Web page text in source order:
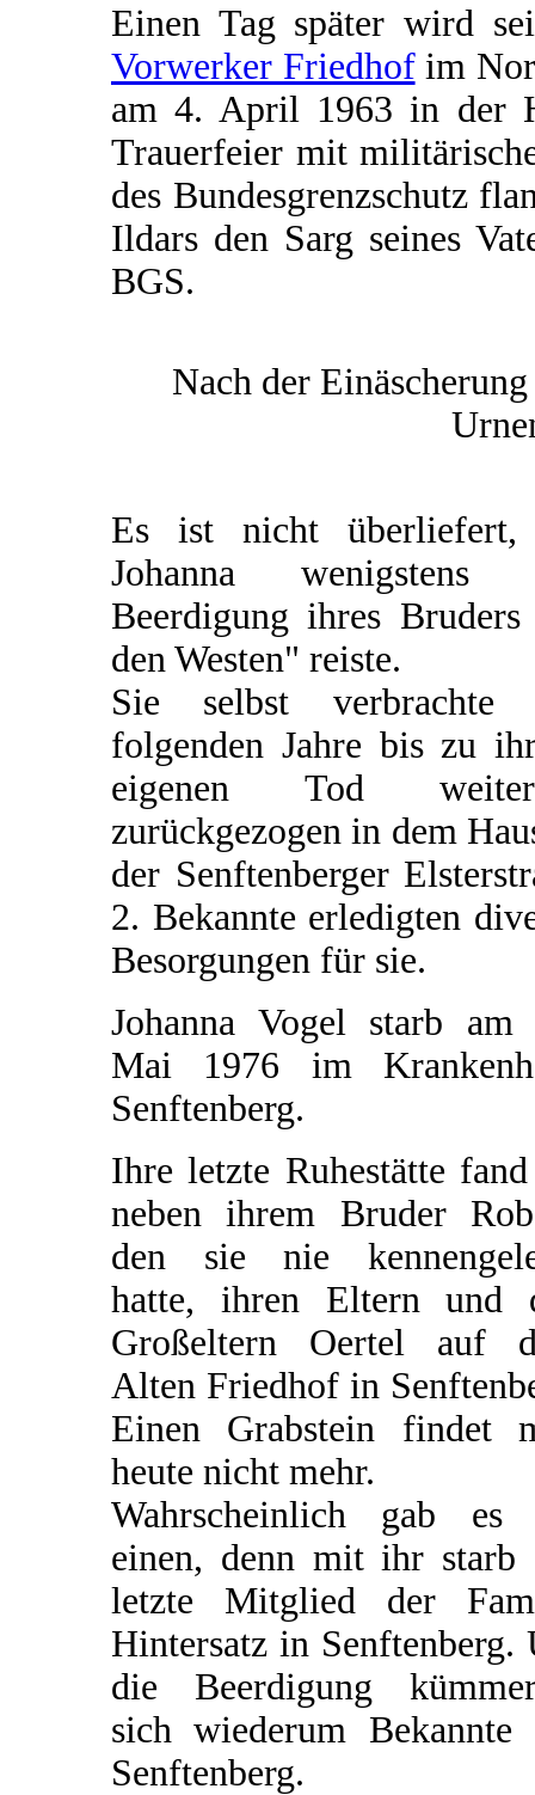
Einen Tag später wird
Vorwerker Friedhofim
am 4. April 1963 in der
Trauerfeier mit
des Bundesgrenzschutz
Ildars den Sarg seines
BGS.
Nach der
Es ist nicht überliefert,
Johanna wenigstens
Beerdigung ihres
den Westen" reiste.
Sie selbst verbrachte
folgenden Jahre bis zu
eigenen Tod
zurückgezogen in dem
der Senftenberger
2. Bekannte erledigten
Besorgungen für sie.
Johanna Vogel starb am
Mai 1976 im
Senftenberg.
Ihre letzte Ruhestätte
neben ihrem Bruder
den sie nie
hatte, ihren Eltern und
Großeltern Oertel auf
Alten Friedhof in
Einen Grabstein findet
heute nicht mehr.
Wahrscheinlich gab es
einen, denn mit ihr starb
letzte Mitglied der
Hintersatz in Senftenberg.
die Beerdigung
sich wiederum Bekannte
Senftenberg.